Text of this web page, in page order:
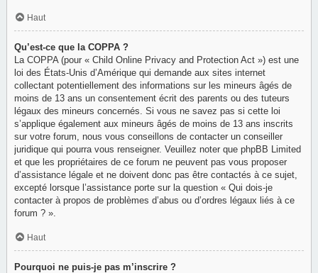
Haut
Qu’est-ce que la COPPA ?
La COPPA (pour « Child Online Privacy and Protection Act ») est une
loi des États-Unis d’Amérique qui demande aux sites internet
collectant potentiellement des informations sur les mineurs âgés de
moins de 13 ans un consentement écrit des parents ou des tuteurs
légaux des mineurs concernés. Si vous ne savez pas si cette loi
s’applique également aux mineurs âgés de moins de 13 ans inscrits
sur votre forum, nous vous conseillons de contacter un conseiller
juridique qui pourra vous renseigner. Veuillez noter que phpBB Limited
et que les propriétaires de ce forum ne peuvent pas vous proposer
d’assistance légale et ne doivent donc pas être contactés à ce sujet,
excepté lorsque l’assistance porte sur la question « Qui dois-je
contacter à propos de problèmes d’abus ou d’ordres légaux liés à ce
forum ? ».
Haut
Pourquoi ne puis-je pas m’inscrire ?